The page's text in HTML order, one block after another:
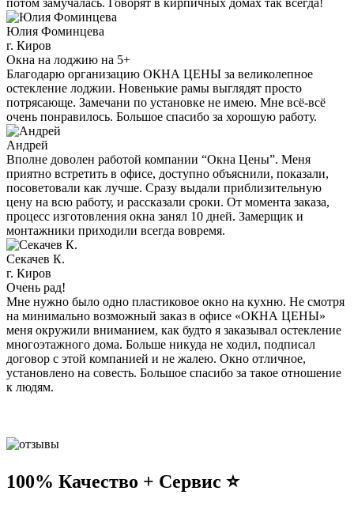
потом замучалась. Говорят в кирпичных домах так всегда!
Юлия Фоминцева
г. Киров
Окна на лоджию на 5+
Благодарю организацию ОКНА ЦЕНЫ за великолепное
остекление лоджии. Новенькие рамы выглядят просто
потрясающе. Замечани по установке не имею. Мне всё-всё
очень понравилось. Большое спасибо за хорошую работу.
Андрей
Вполне доволен работой компании “Окна Цены”. Меня
приятно встретить в офисе, доступно объяснили, показали,
посоветовали как лучше. Сразу выдали приблизительную
цену на всю работу, и рассказали сроки. От момента заказа,
процесс изготовления окна занял 10 дней. Замерщик и
монтажники приходили всегда вовремя.
Секачев К.
г. Киров
Очень рад!
Мне нужно было одно пластиковое окно на кухню. Не смотря
на минимально возможный заказ в офисе «ОКНА ЦЕНЫ»
меня окружили вниманием, как будто я заказывал остекление
многоэтажного дома. Больше никуда не ходил, подписал
договор с этой компанией и не жалею. Окно отличное,
установлено на совесть. Большое спасибо за такое отношение
к людям.
100% Качество + Сервис ⭐️